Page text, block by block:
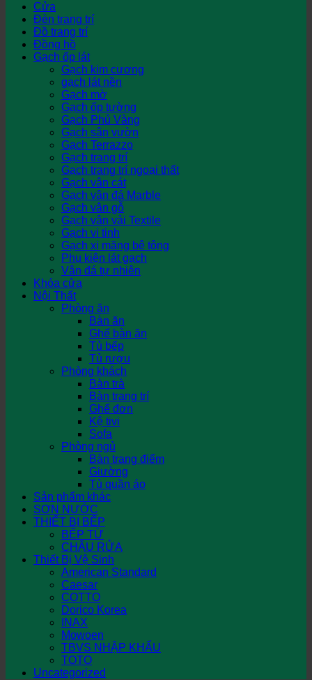
Cửa
Đèn trang trí
Đồ trang trí
Đồng hồ
Gạch ốp lát
Gạch kim cương
gạch lát nền
Gạch mờ
Gạch ốp tường
Gạch Phủ Vàng
Gạch sân vườn
Gạch Terrazzo
Gạch trang trí
Gạch trang trí ngoại thất
Gạch vân cát
Gạch vân đá Marble
Gạch vân gỗ
Gạch vân vải Textile
Gạch vi tinh
Gạch xi măng bê tông
Phụ kiện lát gạch
Vân đá tự nhiên
Khóa cửa
Nội Thất
Phòng ăn
Bàn ăn
Ghế bàn ăn
Tủ bếp
Tủ rượu
Phòng khách
Bàn trà
Bàn trang trí
Ghế đơn
Kệ tivi
Sofa
Phòng ngủ
Bàn trang điểm
Giường
Tủ quần áo
Sản phẩm khác
SƠN NƯỚC
THIẾT BỊ BẾP
BẾP TỪ
CHẬU RỬA
Thiết Bị Vệ Sinh
American Standard
Caesar
COTTO
Dorico Korea
INAX
Mowoen
TBVS NHẬP KHẨU
TOTO
Uncategorized